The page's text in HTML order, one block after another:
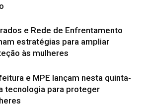
e Rede de Enfrentamento
estratégias para ampliar
às mulheres
e MPE lançam nesta quinta-
tecnologia para proteger